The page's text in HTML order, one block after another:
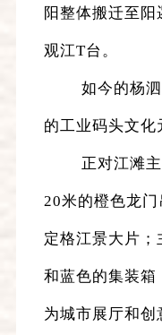
阳整体搬迁至
观江T台。
如今的杨
的工业码头文化
正对江滩
20米的橙色龙门
定格江景大片
和蓝色的集装箱
为城市展厅和创